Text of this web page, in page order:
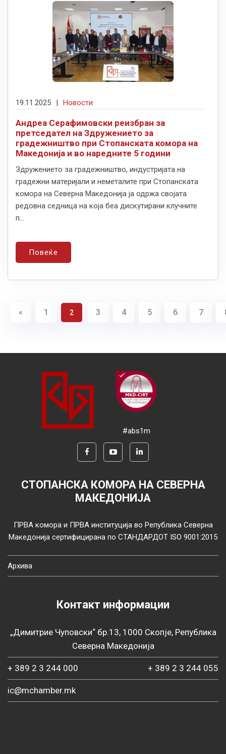
19.11.2025 Новости
Андреа Серафимовски реизбран за
претседател на Здружението за
градежништво при Стопанската комора на
Македонија и во наредните 5 години
Здружението за градежништво, индустријата на
градежни материјали и неметалите при Стопанската
комора на Северна Македонија ја одржа својата
редовна седница на која беа дискутирани клучните
п...
Повеќе
« 1 2 3 4 5 6 7
#abs1m
СТОПАНСКА КОМОРА НА СЕВЕРНА
МАКЕДОНИЈА
ПРВА комора и ПРВА институција во Република Северна
Македонија сертифицирана по СТАНДАРДОТ ISO 9001:2015
Архива
Контакт информации
„Димитрие Чуповски“ бр.13, 1000 Скопје, Република
Северна Македонија
+ 389 2 3 244 000 + 389 2 3 244 055
ic@mchamber.mk